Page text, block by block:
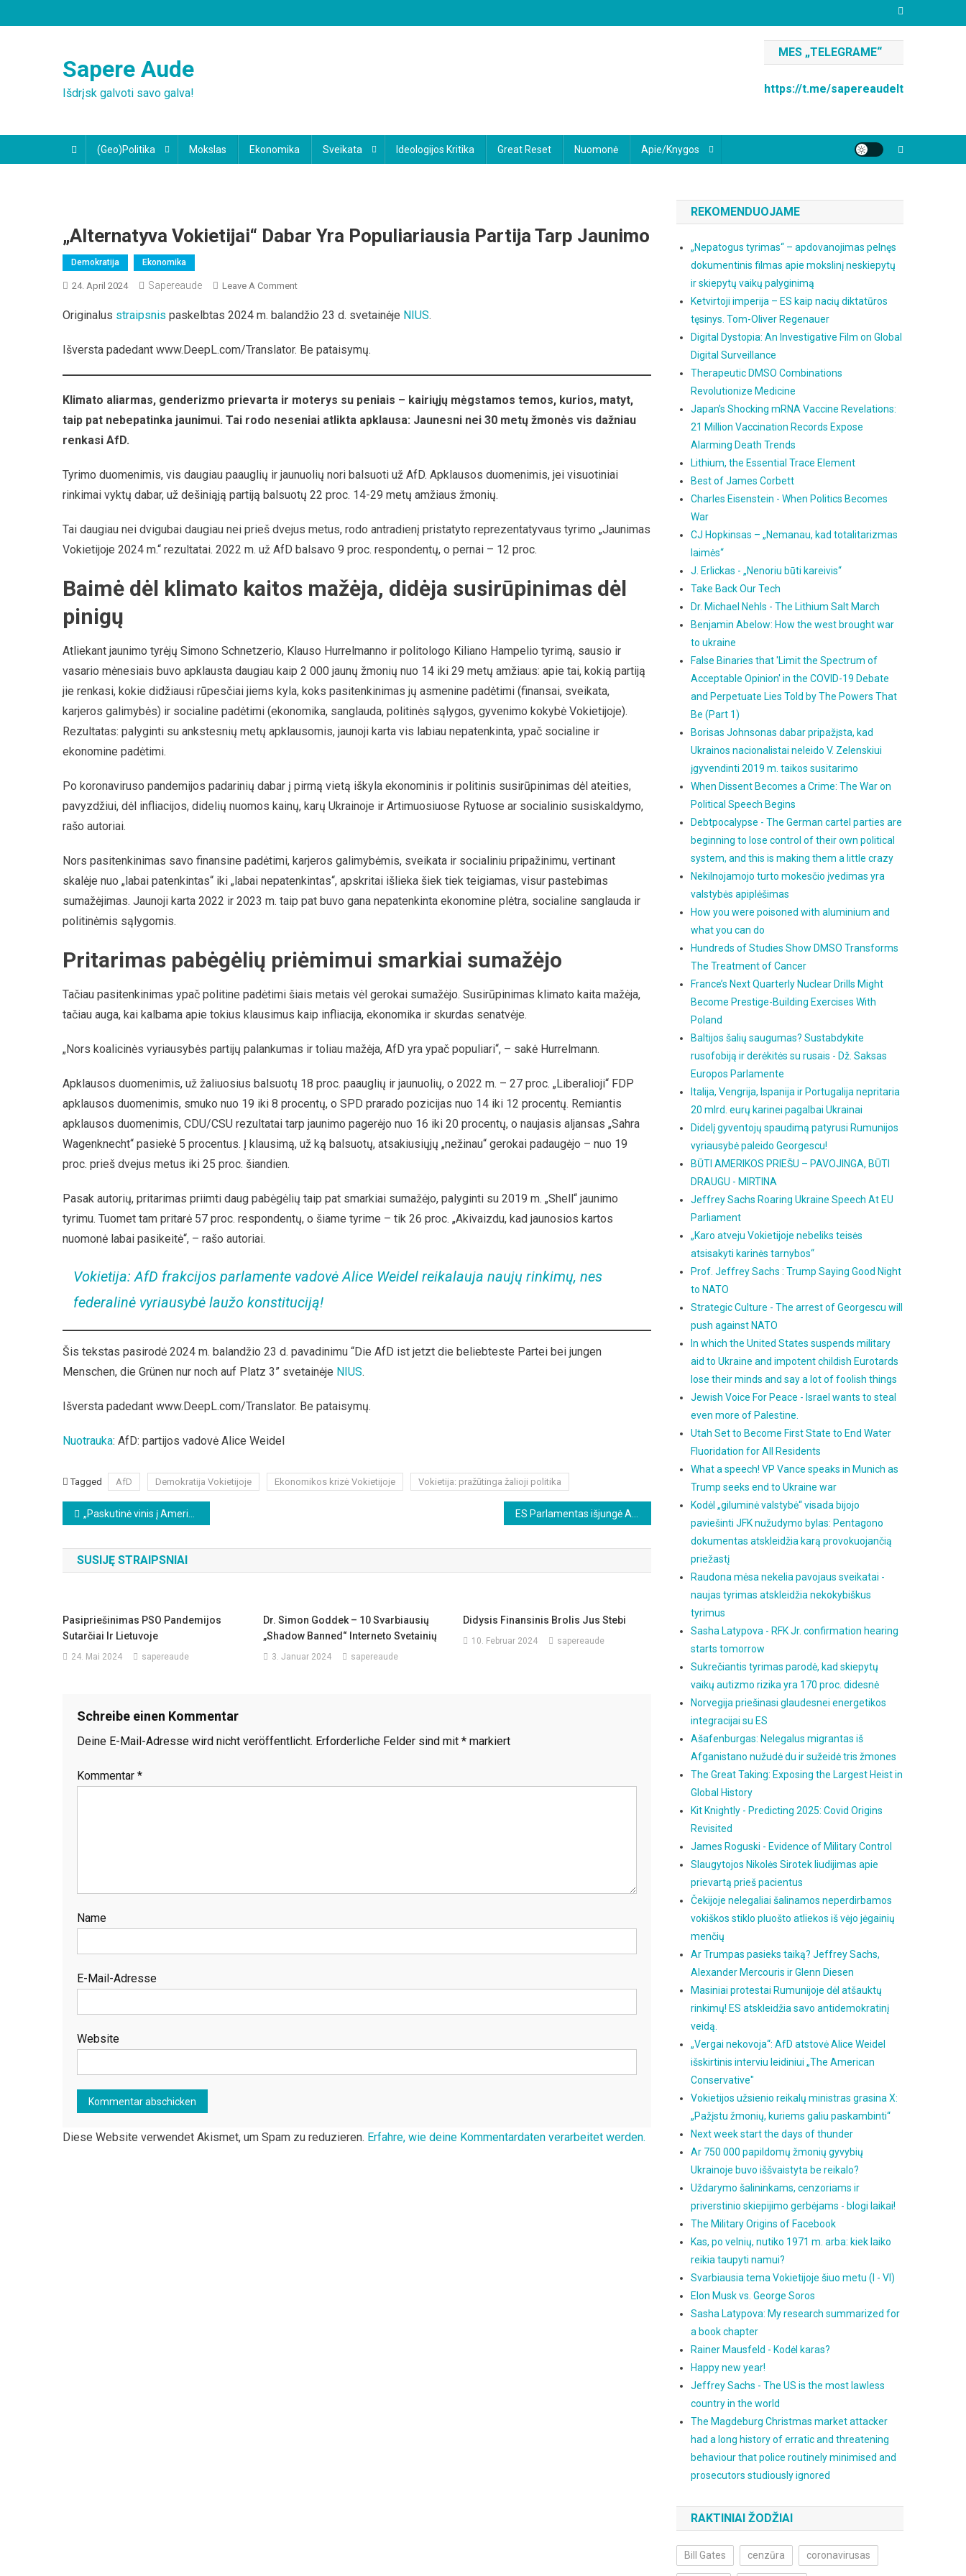
to
Sapere Aude
Išdrįsk galvoti savo galva!
MES „TELEGRAME“
https://t.me/sapereaudelt
(Geo)Politika Mokslas Ekonomika Sveikata Ideologijos Kritika Great Reset Nuomonė Apie/knygos
„Alternatyva Vokietijai“ Dabar Yra Populiariausia Partija Tarp Jaunimo
Demokratija Ekonomika
24. April 2024 Sapereaude Leave A CommentOn
Vokietijai“
Yra
Tarp
Jaunimo
Originalus straipsnis paskelbtas 2024 m. balandžio 23 d. svetainėje NIUS.
Išversta padedant www.DeepL.com/Translator. Be pataisymų.
Klimato aliarmas, genderizmo prievarta ir moterys su peniais – kairiųjų mėgstamos temos, kurios, matyt,
taip pat nebepatinka jaunimui. Tai rodo neseniai atlikta apklausa: Jaunesni nei 30 metų žmonės vis dažniau
renkasi AfD.
Tyrimo duomenimis, vis daugiau paauglių ir jaunuolių nori balsuoti už AfD. Apklausos duomenimis, jei visuotiniai
rinkimai vyktų dabar, už dešiniąją partiją balsuotų 22 proc. 14-29 metų amžiaus žmonių.
Tai daugiau nei dvigubai daugiau nei prieš dvejus metus, rodo antradienį pristatyto reprezentatyvaus tyrimo „Jaunimas
Vokietijoje 2024 m.“ rezultatai. 2022 m. už AfD balsavo 9 proc. respondentų, o pernai – 12 proc.
Baimė dėl klimato kaitos mažėja, didėja susirūpinimas dėl
pinigų
Atliekant jaunimo tyrėjų Simono Schnetzerio, Klauso Hurrelmanno ir politologo Kiliano Hampelio tyrimą, sausio ir
vasario mėnesiais buvo apklausta daugiau kaip 2 000 jaunų žmonių nuo 14 iki 29 metų amžiaus: apie tai, kokią partiją
jie renkasi, kokie didžiausi rūpesčiai jiems kyla, koks pasitenkinimas jų asmenine padėtimi (finansai, sveikata,
karjeros galimybės) ir socialine padėtimi (ekonomika, sanglauda, politinės sąlygos, gyvenimo kokybė Vokietijoje).
Rezultatas: palyginti su ankstesnių metų apklausomis, jaunoji karta vis labiau nepatenkinta, ypač socialine ir
ekonomine padėtimi.
Po koronaviruso pandemijos padarinių dabar į pirmą vietą iškyla ekonominis ir politinis susirūpinimas dėl ateities,
pavyzdžiui, dėl infliacijos, didelių nuomos kainų, karų Ukrainoje ir Artimuosiuose Rytuose ar socialinio susiskaldymo,
rašo autoriai.
Nors pasitenkinimas savo finansine padėtimi, karjeros galimybėmis, sveikata ir socialiniu pripažinimu, vertinant
skalėje nuo „labai patenkintas“ iki „labai nepatenkintas“, apskritai išlieka šiek tiek teigiamas, visur pastebimas
sumažėjimas. Jaunoji karta 2022 ir 2023 m. taip pat buvo gana nepatenkinta ekonomine plėtra, socialine sanglauda ir
politinėmis sąlygomis.
Pritarimas pabėgėlių priėmimui smarkiai sumažėjo
Tačiau pasitenkinimas ypač politine padėtimi šiais metais vėl gerokai sumažėjo. Susirūpinimas klimato kaita mažėja,
tačiau auga, kai kalbama apie tokius klausimus kaip infliacija, ekonomika ir skurdas senatvėje.
„Nors koalicinės vyriausybės partijų palankumas ir toliau mažėja, AfD yra ypač populiari“, – sakė Hurrelmann.
Apklausos duomenimis, už žaliuosius balsuotų 18 proc. paauglių ir jaunuolių, o 2022 m. – 27 proc. „Liberalioji“ FDP
apklausos duomenimis, smuko nuo 19 iki 8 procentų, o SPD prarado pozicijas nuo 14 iki 12 procentų. Remiantis
apklausos duomenimis, CDU/CSU rezultatai tarp jaunimo pagerėjo nuo 16 iki 20 procentų, o naujasis aljansas „Sahra
Wagenknecht“ pasiekė 5 procentus. Į klausimą, už ką balsuotų, atsakiusiųjų „nežinau“ gerokai padaugėjo – nuo 19
proc. prieš dvejus metus iki 25 proc. šiandien.
Pasak autorių, pritarimas priimti daug pabėgėlių taip pat smarkiai sumažėjo, palyginti su 2019 m. „Shell“ jaunimo
tyrimu. Tuomet tam pritarė 57 proc. respondentų, o šiame tyrime – tik 26 proc. „Akivaizdu, kad jaunosios kartos
nuomonė labai pasikeitė“, – rašo autoriai.
Vokietija: AfD frakcijos parlamente vadovė Alice Weidel reikalauja naujų rinkimų, nes
federalinė vyriausybė laužo konstituciją!
Šis tekstas pasirodė 2024 m. balandžio 23 d. pavadinimu “Die AfD ist jetzt die beliebteste Partei bei jungen
Menschen, die Grünen nur noch auf Platz 3” svetainėje NIUS.
Išversta padedant www.DeepL.com/Translator. Be pataisymų.
Nuotrauka: AfD: partijos vadovė Alice Weidel
Tagged AfD Demokratija Vokietijoje Ekonomikos krizė Vokietijoje Vokietija: pražūtinga žalioji politika
Beitragsnavigation
„Paskutinė vinis į Amerikos karstą?“ – Ronas Paulas apie įvykius JAV
SUSIJĘ STRAIPSNIAI
Pasipriešinimas PSO Pandemijos
Sutarčiai Ir Lietuvoje
24. Mai 2024 sapereaude
Dr. Simon Goddek – 10 Svarbiausių
„shadow Banned“ Interneto Svetainių
3. Januar 2024 sapereaude
Didysis Finansinis Brolis Jus Stebi
10. Februar 2024 sapereaude
Schreibe einen Kommentar
Deine E-Mail-Adresse wird nicht veröffentlicht. Erforderliche Felder sind mit * markiert
Kommentar *
Name
E-Mail-Adresse
Website
Diese Website verwendet Akismet, um Spam zu reduzieren. Erfahre, wie deine Kommentardaten verarbeitet werden.
REKOMENDUOJAME
„Nepatogus tyrimas“ – apdovanojimas pelnęs
dokumentinis filmas apie mokslinį neskiepytų
ir skiepytų vaikų palyginimą
Ketvirtoji imperija – ES kaip nacių diktatūros
tęsinys. Tom-Oliver Regenauer
Digital Dystopia: An Investigative Film on Global
Digital Surveillance
Therapeutic DMSO Combinations
Revolutionize Medicine
Japan’s Shocking mRNA Vaccine Revelations:
21 Million Vaccination Records Expose
Alarming Death Trends
Lithium, the Essential Trace Element
Best of James Corbett
Charles Eisenstein - When Politics Becomes
War
CJ Hopkinsas – „Nemanau, kad totalitarizmas
laimės“
J. Erlickas - „Nenoriu būti kareivis“
Take Back Our Tech
Dr. Michael Nehls - The Lithium Salt March
Benjamin Abelow: How the west brought war
to ukraine
False Binaries that 'Limit the Spectrum of
Acceptable Opinion' in the COVID-19 Debate
and Perpetuate Lies Told by The Powers That
Be (Part 1)
Borisas Johnsonas dabar pripažįsta, kad
Ukrainos nacionalistai neleido V. Zelenskiui
įgyvendinti 2019 m. taikos susitarimo
When Dissent Becomes a Crime: The War on
Political Speech Begins
Debtpocalypse - The German cartel parties are
beginning to lose control of their own political
system, and this is making them a little crazy
Nekilnojamojo turto mokesčio įvedimas yra
valstybės apiplėšimas
How you were poisoned with aluminium and
what you can do
Hundreds of Studies Show DMSO Transforms
The Treatment of Cancer
France’s Next Quarterly Nuclear Drills Might
Become Prestige-Building Exercises With
Poland
Baltijos šalių saugumas? Sustabdykite
rusofobiją ir derėkitės su rusais - Dž. Saksas
Europos Parlamente
Italija, Vengrija, Ispanija ir Portugalija nepritaria
20 mlrd. eurų karinei pagalbai Ukrainai
Didelį gyventojų spaudimą patyrusi Rumunijos
vyriausybė paleido Georgescu!
BŪTI AMERIKOS PRIEŠU – PAVOJINGA, BŪTI
DRAUGU - MIRTINA
Jeffrey Sachs Roaring Ukraine Speech At EU
Parliament
„Karo atveju Vokietijoje nebeliks teisės
atsisakyti karinės tarnybos“
Prof. Jeffrey Sachs : Trump Saying Good Night
to NATO
Strategic Culture - The arrest of Georgescu will
push against NATO
In which the United States suspends military
aid to Ukraine and impotent childish Eurotards
lose their minds and say a lot of foolish things
Jewish Voice For Peace - Israel wants to steal
even more of Palestine.
Utah Set to Become First State to End Water
Fluoridation for All Residents
What a speech! VP Vance speaks in Munich as
Trump seeks end to Ukraine war
Kodėl „giluminė valstybė“ visada bijojo
paviešinti JFK nužudymo bylas: Pentagono
dokumentas atskleidžia karą provokuojančią
priežastį
Raudona mėsa nekelia pavojaus sveikatai -
naujas tyrimas atskleidžia nekokybiškus
tyrimus
Sasha Latypova - RFK Jr. confirmation hearing
starts tomorrow
Sukrečiantis tyrimas parodė, kad skiepytų
vaikų autizmo rizika yra 170 proc. didesnė
Norvegija priešinasi glaudesnei energetikos
integracijai su ES
Ašafenburgas: Nelegalus migrantas iš
Afganistano nužudė du ir sužeidė tris žmones
The Great Taking: Exposing the Largest Heist in
Global History
Kit Knightly - Predicting 2025: Covid Origins
Revisited
James Roguski - Evidence of Military Control
Slaugytojos Nikolės Sirotek liudijimas apie
prievartą prieš pacientus
Čekijoje nelegaliai šalinamos neperdirbamos
vokiškos stiklo pluošto atliekos iš vėjo jėgainių
menčių
Ar Trumpas pasieks taiką? Jeffrey Sachs,
Alexander Mercouris ir Glenn Diesen
Masiniai protestai Rumunijoje dėl atšauktų
rinkimų! ES atskleidžia savo antidemokratinį
veidą.
„Vergai nekovoja“: AfD atstovė Alice Weidel
išskirtinis interviu leidiniui „The American
Conservative"
Vokietijos užsienio reikalų ministras grasina X:
„Pažįstu žmonių, kuriems galiu paskambinti“
Next week start the days of thunder
Ar 750 000 papildomų žmonių gyvybių
Ukrainoje buvo iššvaistyta be reikalo?
Uždarymo šalininkams, cenzoriams ir
priverstinio skiepijimo gerbėjams - blogi laikai!
The Military Origins of Facebook
Kas, po velnių, nutiko 1971 m. arba: kiek laiko
reikia taupyti namui?
Svarbiausia tema Vokietijoje šiuo metu (I - VI)
Elon Musk vs. George Soros
Sasha Latypova: My research summarized for
a book chapter
Rainer Mausfeld - Kodėl karas?
Happy new year!
Jeffrey Sachs - The US is the most lawless
country in the world
The Magdeburg Christmas market attacker
had a long history of erratic and threatening
behaviour that police routinely minimised and
prosecutors studiously ignored
RAKTINIAI ŽODŽIAI
Bill Gates cenzūra coronavirusas